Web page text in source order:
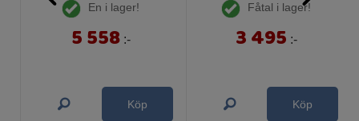
En i lager!
5 558 :-
Köp
Fåtal i lager!
3 495 :-
Köp